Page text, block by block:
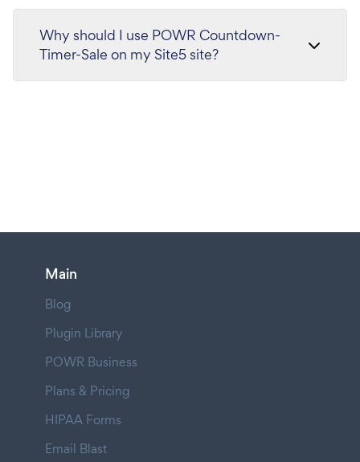
Why should I use POWR Countdown-
Timer-Sale on my Site5 site?
Main
Blog
Plugin Library
POWR Business
Plans & Pricing
HIPAA Forms
Email Blast